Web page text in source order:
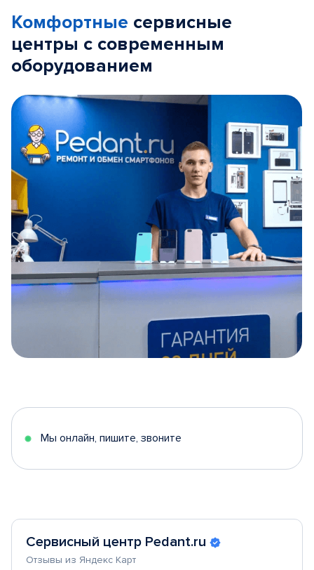
Комфортные сервисные
центры с современным
оборудованием
5
Мы онлайн, пишите, звоните
Сервисный центр Pedant.ru
Отзывы из Яндекс Карт